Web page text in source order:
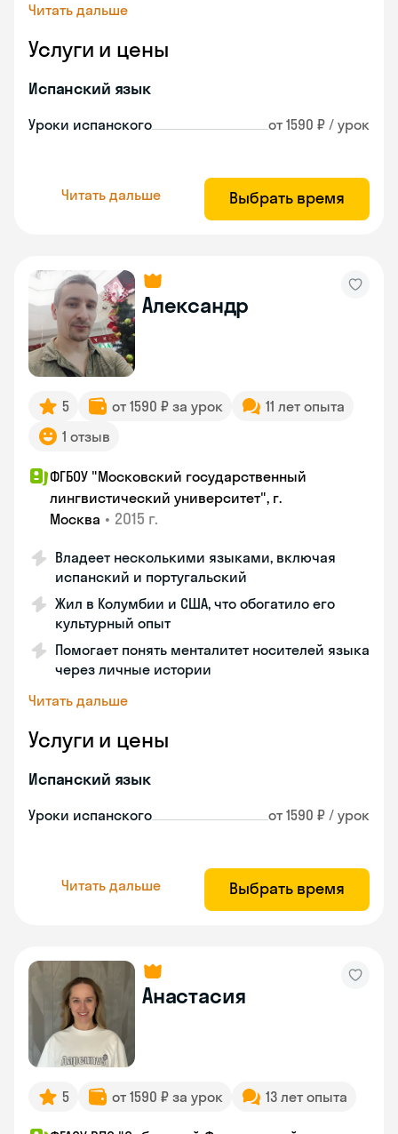
Читать дальше
Услуги и цены
Испанский язык
Уроки испанского от 1590 ₽ / урок
Читать дальше Выбрать время
Александр
5 от 1590 ₽ за урок
11 лет опыта
1 отзыв
ФГБОУ "Московский государственный
лингвистический университет", г.
Москва • 2015 г.
Владеет несколькими языками, включая
испанский и португальский
Жил в Колумбии и США, что обогатило его
культурный опыт
Помогает понять менталитет носителей языка
через личные истории
Читать дальше
Услуги и цены
Испанский язык
Уроки испанского от 1590 ₽ / урок
Читать дальше Выбрать время
Анастасия
5 от 1590 ₽ за урок 13 лет опыта